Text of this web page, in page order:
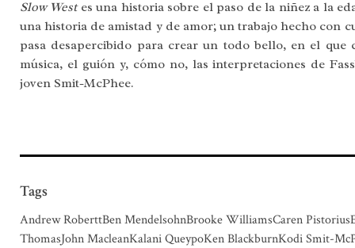
Slow Westes una historia sobre el paso de la niñez a la
una historia de amistad y de amor; un trabajo hecho con
pasa desapercibido para crear un todo bello, en el que
música, el guión y, cómo no, las interpretaciones de
joven Smit-McPhee.
Tags
Andrew RoberttBen MendelsohnBrooke WilliamsCaren
ThomasJohn MacleanKalani QueypoKen BlackburnKodi Smit-